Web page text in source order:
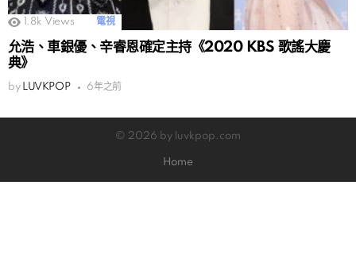
1.8k Views 電視
允浩、車銀優、辛睿恩確定主持《2020 KBS 歌謠大慶
典》
by LUVKPOP 6年之前
© 2026 by luvkpop.com
Home